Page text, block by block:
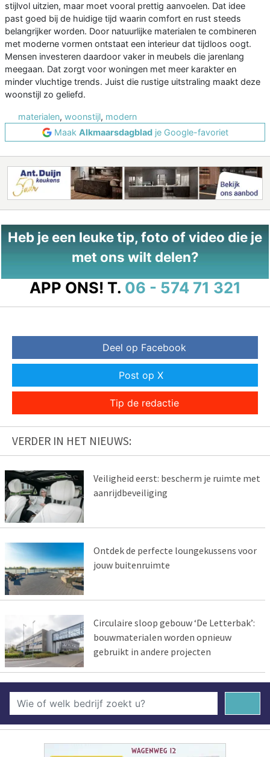
stijlvol uitzien, maar moet vooral prettig aanvoelen. Dat idee
past goed bij de huidige tijd waarin comfort en rust steeds
belangrijker worden. Door natuurlijke materialen te combineren
met moderne vormen ontstaat een interieur dat tijdloos oogt.
Mensen investeren daardoor vaker in meubels die jarenlang
meegaan. Dat zorgt voor woningen met meer karakter en
minder vluchtige trends. Juist die rustige uitstraling maakt deze
woonstijl zo geliefd.
materialen, woonstijl, modern
Maak Alkmaarsdagbladje Google-favoriet
Heb je een leuke tip, foto of video die je
met ons wilt delen?
APP ONS! T. 06 - 574 71 321
Deel op Facebook
Post op X
Tip de redactie
VERDER IN HET NIEUWS:
Veiligheid eerst: bescherm je ruimte met
aanrijdbeveiliging
Ontdek de perfecte loungekussens voor
jouw buitenruimte
Circulaire sloop gebouw ‘De Letterbak’:
bouwmaterialen worden opnieuw
gebruikt in andere projecten